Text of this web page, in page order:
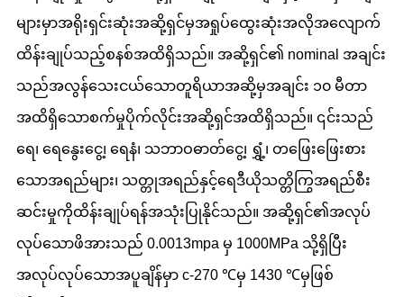
များမှာအရိုးရှင်းဆုံးအဆို့ရှင်မှအရှုပ်ထွေးဆုံးအလိုအလျောက်
ထိန်းချုပ်သည့်စနစ်အထိရှိသည်။ အဆို့ရှင်၏ nominal အချင်း
သည်အလွန်သေးငယ်သောတူရိယာအဆို့မှအချင်း ၁၀ မီတာ
အထိရှိသောစက်မှုပိုက်လိုင်းအဆို့ရှင်အထိရှိသည်။ ၎င်းသည်
ရေ၊ ရေနွေးငွေ့၊ ရေနံ၊ သဘာဝဓာတ်ငွေ့၊ ရွှံ့၊ တဖြေးဖြေးစား
သောအရည်များ၊ သတ္တုအရည်နှင့်ရေဒီယိုသတ္တိကြွအရည်စီး
ဆင်းမှုကိုထိန်းချုပ်ရန်အသုံးပြုနိုင်သည်။ အဆို့ရှင်၏အလုပ်
လုပ်သောဖိအားသည် 0.0013mpa မှ 1000MPa သို့ရှိပြီး
အလုပ်လုပ်သောအပူချိန်မှာ c-270 ℃မှ 1430 ℃မှဖြစ်